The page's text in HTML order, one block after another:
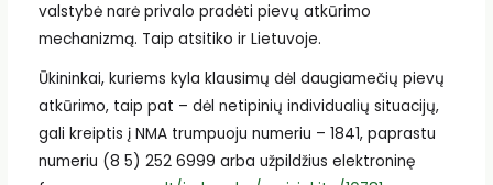
valstybė narė privalo pradėti pievų atkūrimo
mechanizmą. Taip atsitiko ir Lietuvoje.
Ūkininkai, kuriems kyla klausimų dėl daugiamečių pievų
atkūrimo, taip pat – dėl netipinių individualių situacijų,
gali kreiptis į NMA trumpuoju numeriu – 1841, paprastu
numeriu (8 5) 252 6999 arba užpildžius elektroninę